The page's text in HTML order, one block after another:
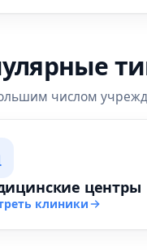
числом
центры
клиники